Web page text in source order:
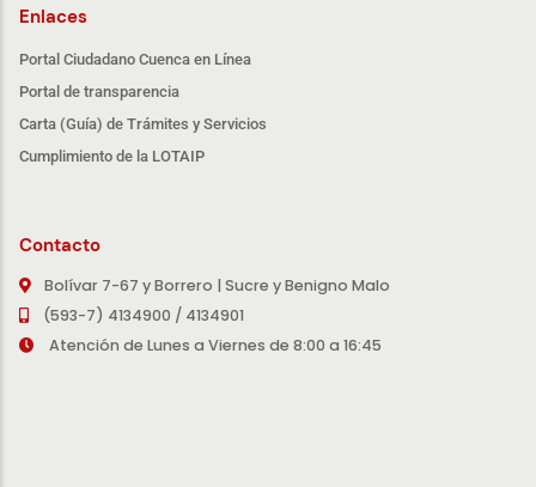
Enlaces
Portal Ciudadano Cuenca en Línea
Portal de transparencia
Carta (Guía) de Trámites y Servicios
Cumplimiento de la LOTAIP
Contacto
Bolívar 7-67 y Borrero | Sucre y Benigno Malo
(593-7) 4134900 / 4134901
Atención de Lunes a Viernes de 8:00 a 16:45